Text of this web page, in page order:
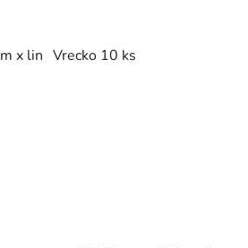
x linmVrecko 10 ks